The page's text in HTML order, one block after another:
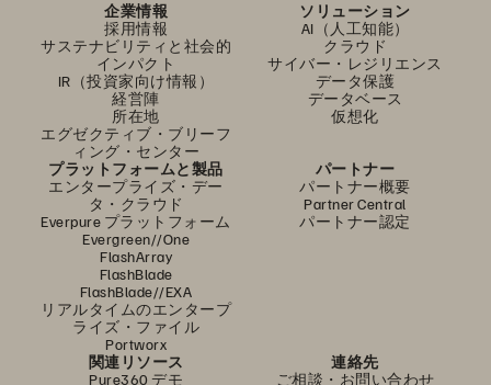
企業情報
採用情報
サステナビリティと社会的
インパクト
IR（投資家向け情報）
経営陣
所在地
エグゼクティブ・ブリーフ
ィング・センター
ソリューション
AI（人工知能）
クラウド
サイバー・レジリエンス
データ保護
データベース
仮想化
プラットフォームと製品
エンタープライズ・デー
タ・クラウド
Everpure プラットフォーム
Evergreen//One
FlashArray
FlashBlade
FlashBlade//EXA
リアルタイムのエンタープ
ライズ・ファイル
Portworx
パートナー
パートナー概要
Partner Central
パートナー認定
関連リソース
Pure360 デモ
連絡先
ご相談・お問い合わせ